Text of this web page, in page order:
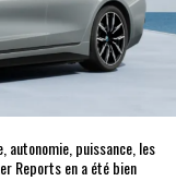
autonomie, puissance, les
Reports en a été bien